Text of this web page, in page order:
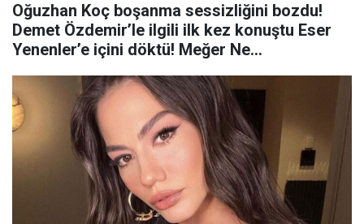
Oğuzhan Koç boşanma sessizliğini bozdu!
Demet Özdemir’le ilgili ilk kez konuştu Eser
Yenenler’e içini döktü! Meğer Ne...